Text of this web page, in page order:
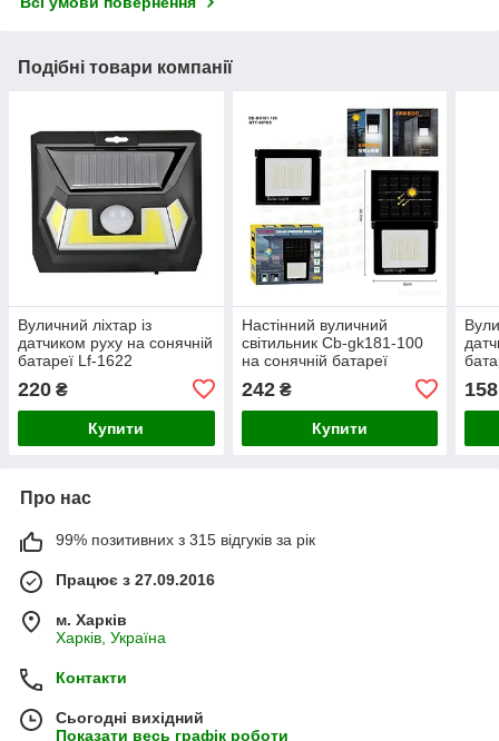
Подібні товари компанії
Вуличний ліхтар із
датчиком руху на сонячній
батареї Lf-1622
220 ₴
Купити
Настінний вуличний
світильник Cb-gk181-100
на сонячній батареї
242₴
Купити
158
Про нас
99% позитивних з 315 відгуків за рік
Працює з 27.09.2016
м. Харків
Харків, Україна
Контакти
Сьогодні вихідний
Показати весь графік роботи